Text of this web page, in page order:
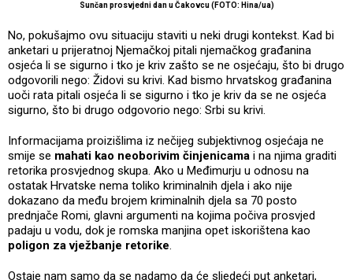
Sunčan prosvjedni dan u Čakovcu (FOTO: Hina/ua)
No, pokušajmo ovu situaciju staviti u neki drugi kontekst. Kad bi
anketari u prijeratnoj Njemačkoj pitali njemačkog građanina
osjeća li se sigurno i tko je kriv zašto se ne osjećaju, što bi drugo
odgovorili nego: Židovi su krivi. Kad bismo hrvatskog građanina
uoči rata pitali osjeća li se sigurno i tko je kriv da se ne osjeća
sigurno, što bi drugo odgovorio nego: Srbi su krivi.
Informacijama proizišlima iz nečijeg subjektivnog osjećaja ne
smije se mahati kao neoborivim činjenicama i na njima graditi
retorika prosvjednog skupa. Ako u Međimurju u odnosu na
ostatak Hrvatske nema toliko kriminalnih djela i ako nije
dokazano da među brojem kriminalnih djela sa 70 posto
prednjače Romi, glavni argumenti na kojima počiva prosvjed
padaju u vodu, dok je romska manjina opet iskorištena kao
poligon za vježbanje retorike.
Ostaje nam samo da se nadamo da će sljedeći put anketari,